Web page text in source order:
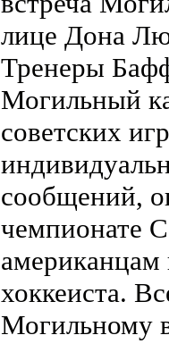
лице Дона
Тренеры
Могильный
советских
сообщений,
чемпионате
американцам
хоккеиста.
Могильному